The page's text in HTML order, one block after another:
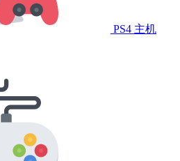
PS4 主机